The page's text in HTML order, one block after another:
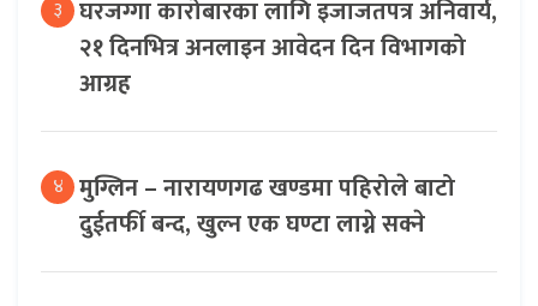
३ घरजग्गा कारोबारका लागि इजाजतपत्र अनिवार्य,
२१ दिनभित्र अनलाइन आवेदन दिन विभागको
आग्रह
४ मुग्लिन – नारायणगढ खण्डमा पहिरोले बाटो
दुईतर्फी बन्द, खुल्न एक घण्टा लाग्ने सक्ने